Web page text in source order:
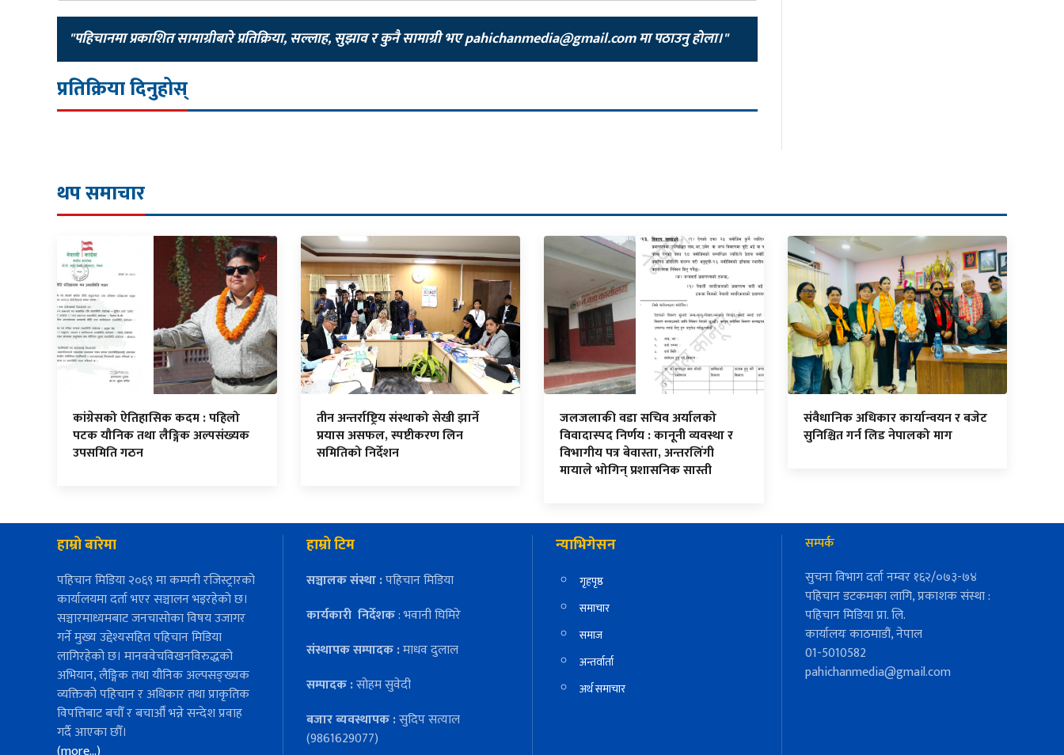
"पहिचानमा प्रकाशित सामाग्रीबारे प्रतिक्रिया, सल्लाह, सुझाव र कुनै सामाग्री भएpahichanmedia@gmail.comमा पठाउनु होला।"
प्रतिक्रिया दिनुहोस्
थप समाचार
कांग्रेसको ऐतिहासिक कदम : पहिलो
पटक यौनिक तथा लैङ्गिक अल्पसंख्यक
उपसमिति गठन
तीन अन्तर्राष्ट्रिय संस्थाको सेखी झार्ने
प्रयास असफल, स्पष्टीकरण लिन
समितिको निर्देशन
जलजलाकी वडा सचिव अर्यालको
विवादास्पद निर्णय : कानूनी व्यवस्था र
विभागीय पत्र बेवास्ता, अन्तरलिंगी
मायाले भोगिन् प्रशासनिक सास्ती
संवैधानिक अधिकार कार्यान्वयन र बजेट
सुनिश्चित गर्न लिड नेपालको माग
हाम्रो बारेमा
पहिचान मिडिया २०६९ मा कम्पनी रजिस्ट्रारको
कार्यालयमा दर्ता भएर सञ्चालन भइरहेको छ।
सञ्चारमाध्यमबाट जनचासोका विषय उजागर
गर्ने मुख्य उद्देश्यसहित पहिचान मिडिया
लागिरहेको छ। मानववेचविखनविरुद्धको
अभियान, लैङ्गिक तथा यौनिक अल्पसङ्ख्यक
व्यक्तिको पहिचान र अधिकार तथा प्राकृतिक
विपत्तिबाट बचौँ र बचाऔँ भन्ने सन्देश प्रवाह
गर्दै आएका छौँ।
हाम्रो टिम
सञ्चालक संस्था :पहिचान मिडिया
कार्यकारी निर्देशक: भवानी घिमिरे
संस्थापक सम्पादक :माधव दुलाल
सम्पादक :सोहम सुवेदी
बजार ब्यवस्थापक :सुदिप सत्याल
(9861629077)
न्याभिगेसन
गृहपृष्ठ
समाचार
समाज
अन्तर्वार्ता
अर्थ समाचार
सम्पर्क
सुचना विभाग दर्ता नम्वर १६२/०७३-७४
पहिचान डटकमका लागि, प्रकाशक संस्था :
पहिचान मिडिया प्रा. लि.
कार्यालयः काठमाडौं, नेपाल
01-5010582
pahichanmedia@gmail.com